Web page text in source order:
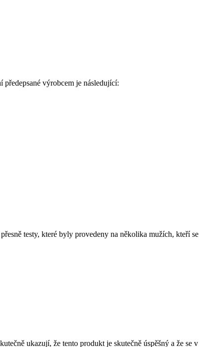
výrobcem je následující:
testy, které byly provedeny na několika mužích, kteří se
ukazují, že tento produkt je skutečně úspěšný a že se v